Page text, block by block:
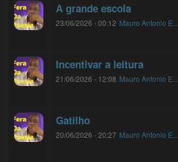
A grande escola
23/06/2026 - 00:12 Mauro Antonio E...
Incentivar a leitura
21/06/2026 - 12:08 Mauro Antonio E...
Gatilho
20/06/2026 - 20:27 Mauro Antonio E...